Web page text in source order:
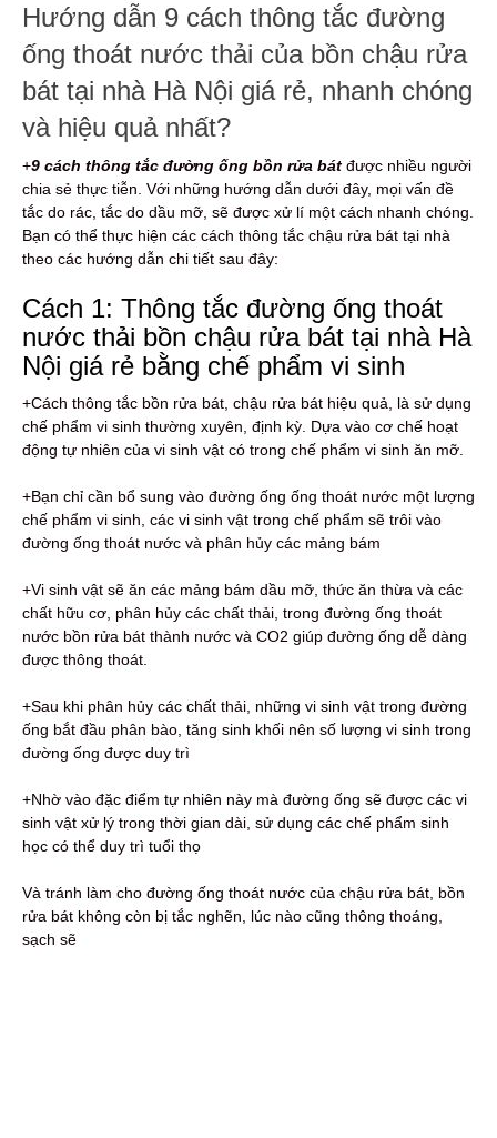
Hướng dẫn 9 cách thông tắc đường
ống thoát nước thải của bồn chậu rửa
bát tại nhà Hà Nội giá rẻ, nhanh chóng
và hiệu quả nhất?
+9 cách thông tắc đường ống bồn rửa bát được nhiều người
chia sẻ thực tiễn. Với những hướng dẫn dưới đây, mọi vấn đề
tắc do rác, tắc do dầu mỡ, sẽ được xử lí một cách nhanh chóng.
Bạn có thể thực hiện các cách thông tắc chậu rửa bát tại nhà
theo các hướng dẫn chi tiết sau đây:
Cách 1: Thông tắc đường ống thoát
nước thải bồn chậu rửa bát tại nhà Hà
Nội giá rẻ bằng chế phẩm vi sinh
+Cách thông tắc bồn rửa bát, chậu rửa bát hiệu quả, là sử dụng
chế phẩm vi sinh thường xuyên, định kỳ. Dựa vào cơ chế hoạt
động tự nhiên của vi sinh vật có trong chế phẩm vi sinh ăn mỡ.
+Bạn chỉ cần bổ sung vào đường ống ống thoát nước một lượng
chế phẩm vi sinh, các vi sinh vật trong chế phẩm sẽ trôi vào
đường ống thoát nước và phân hủy các mảng bám
+Vi sinh vật sẽ ăn các mảng bám dầu mỡ, thức ăn thừa và các
chất hữu cơ, phân hủy các chất thải, trong đường ống thoát
nước bồn rửa bát thành nước và CO2 giúp đường ống dễ dàng
được thông thoát.
+Sau khi phân hủy các chất thải, những vi sinh vật trong đường
ống bắt đầu phân bào, tăng sinh khối nên số lượng vi sinh trong
đường ống được duy trì
+Nhờ vào đặc điểm tự nhiên này mà đường ống sẽ được các vi
sinh vật xử lý trong thời gian dài, sử dụng các chế phẩm sinh
học có thể duy trì tuổi thọ
Và tránh làm cho đường ống thoát nước của chậu rửa bát, bồn
rửa bát không còn bị tắc nghẽn, lúc nào cũng thông thoáng,
sạch sẽ